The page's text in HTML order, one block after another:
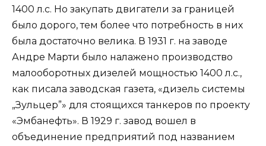
1400 л.с. Но закупать двигатели за границей
было дорого, тем более что потребность в них
была достаточно велика. В 1931 г. на заводе
Андре Марти было налажено производство
малооборотных дизелей мощностью 1400 л.с.,
как писала заводская газета, «дизель системы
„Зульцер”» для стоящихся танкеров по проекту
«Эмбанефть». В 1929 г. завод вошел в
объединение предприятий под названием